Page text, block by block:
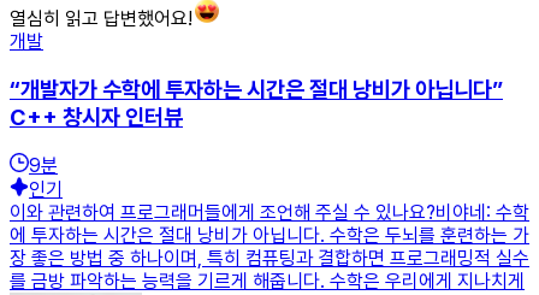
열심히 읽고 답변했어요!
개발
“개발자가 수학에 투자하는 시간은 절대 낭비가 아닙니다”
C++ 창시자 인터뷰
9분
인기
이와 관련하여 프로그래머들에게 조언해 주실 수 있나요?비야네: 수학
에 투자하는 시간은 절대 낭비가 아닙니다. 수학은 두뇌를 훈련하는 가
장 좋은 방법 중 하나이며, 특히 컴퓨팅과 결합하면 프로그래밍적 실수
를 금방 파악하는 능력을 기르게 해줍니다. 수학은 우리에게 지나치게